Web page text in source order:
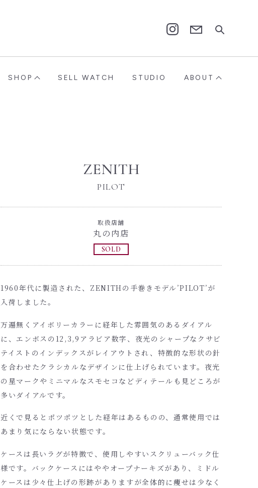
SHOP SELL WATCH STUDIO ABOUT
ZENITH
PILOT
取扱店舗
丸の内店
SOLD
1960年代に製造された、ZENITHの手巻きモデル’PILOT’が
入荷しました。
万遍無くアイボリーカラーに経年した雰囲気のあるダイアル
に、エンボスの12,3,9アラビア数字、夜光のシャープなクサビ
テイストのインデックスがレイアウトされ、特徴的な形状の針
を合わせたクラシカルなデザインに仕上げられています。夜光
の星マークやミニマルなスモセコなどディテールも見どころが
多いダイアルです。
近くで見るとポツポツとした経年はあるものの、通常使用では
あまり気にならない状態です。
ケースは長いラグが特徴で、使用しやすいスクリューバック仕
様です。バックケースにはややオープナーキズがあり、ミドル
ケースは少々仕上げの形跡がありますが全体的に痩せは少なく